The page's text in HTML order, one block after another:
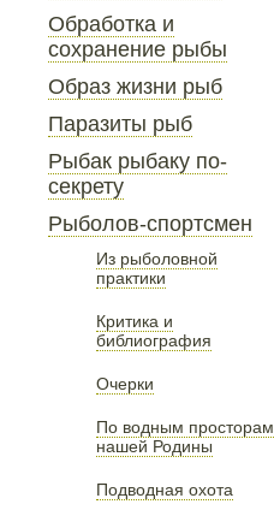
Обработка и
сохранение рыбы
Образ жизни рыб
Паразиты рыб
Рыбак рыбаку по-
секрету
Рыболов-спортсмен
Из рыболовной
практики
Критика и
библиография
Очерки
По водным просторам
нашей Родины
Подводная охота